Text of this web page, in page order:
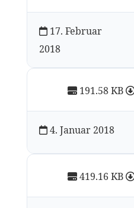
419.16 KB
17. Februar
2018
191.58 KB
4. Januar 2018